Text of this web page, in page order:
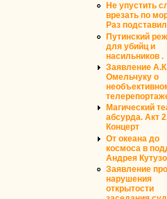
Не упустить
врезать по
Раз
Путинский
для убийц и
насильников .
Заявление
Омельчуку о
Магический
абсурда. Акт
Концерт
От океана до
космоса в
Андрея
Заявление
нарушения
открытости